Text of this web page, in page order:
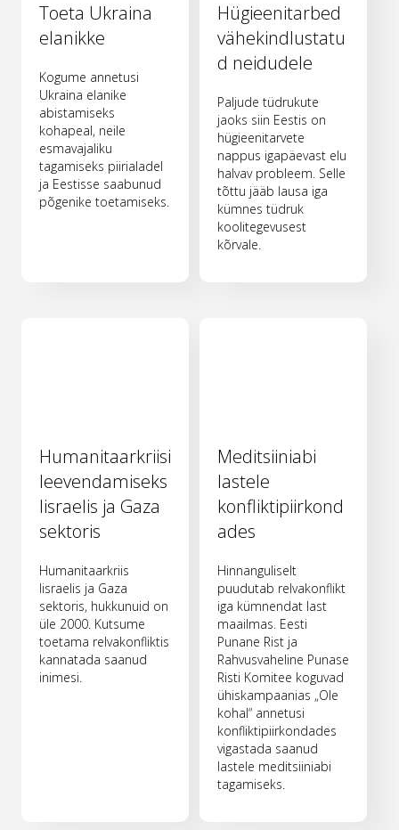
Toeta Ukraina
elanikke
Kogume annetusi
Ukraina elanike
abistamiseks
kohapeal, neile
esmavajaliku
tagamiseks piirialadel
ja Eestisse saabunud
põgenike toetamiseks.
Hügieenitarbed
vähekindlustatu
d neidudele
Paljude tüdrukute
jaoks siin Eestis on
hügieenitarvete
nappus igapäevast elu
halvav probleem. Selle
tõttu jääb lausa iga
kümnes tüdruk
koolitegevusest
kõrvale.
Humanitaarkriisi
leevendamiseks
Iisraelis ja Gaza
sektoris
Humanitaarkriis
Iisraelis ja Gaza
sektoris, hukkunuid on
üle 2000. Kutsume
toetama relvakonfliktis
kannatada saanud
inimesi.
Meditsiiniabi
lastele
konfliktipiirkond
ades
Hinnanguliselt
puudutab relvakonflikt
iga kümnendat last
maailmas. Eesti
Punane Rist ja
Rahvusvaheline Punase
Risti Komitee koguvad
ühiskampaanias „Ole
kohal“ annetusi
konfliktipiirkondades
vigastada saanud
lastele meditsiiniabi
tagamiseks.